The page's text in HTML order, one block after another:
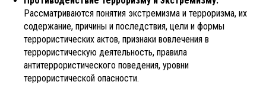
Рассматриваются понятия экстремизма и терроризма, их
содержание, причины и последствия, цели и формы
террористических актов, признаки вовлечения в
террористическую деятельность, правила
антитеррористического поведения, уровни
террористической опасности.